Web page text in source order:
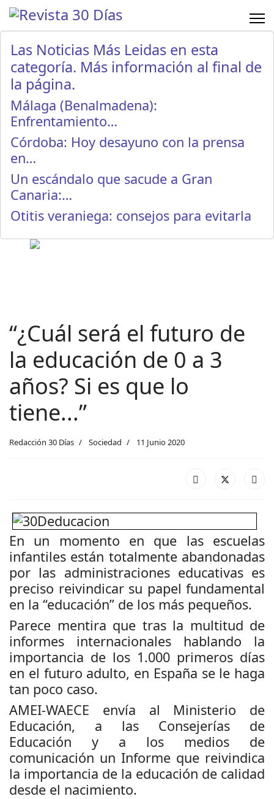
Las Noticias Más Leidas en esta
categoría. Más información al final de
la página.
Málaga (Benalmadena):
Enfrentamiento…
Córdoba: Hoy desayuno con la prensa
en…
Un escándalo que sacude a Gran
Canaria:…
Otitis veraniega: consejos para evitarla
“¿Cuál será el futuro de
la educación de 0 a 3
años? Si es que lo
tiene...”
Redacción 30 Días Sociedad 11 Junio 2020
En un momento en que las escuelas
infantiles están totalmente abandonadas
por las administraciones educativas es
preciso reivindicar su papel fundamental
en la “educación” de los más pequeños.
Parece mentira que tras la multitud de
informes internacionales hablando la
importancia de los 1.000 primeros días
en el futuro adulto, en España se le haga
tan poco caso.
AMEI-WAECE envía al Ministerio de
Educación, a las Consejerías de
Educación y a los medios de
comunicación un Informe que reivindica
la importancia de la educación de calidad
desde el nacimiento.